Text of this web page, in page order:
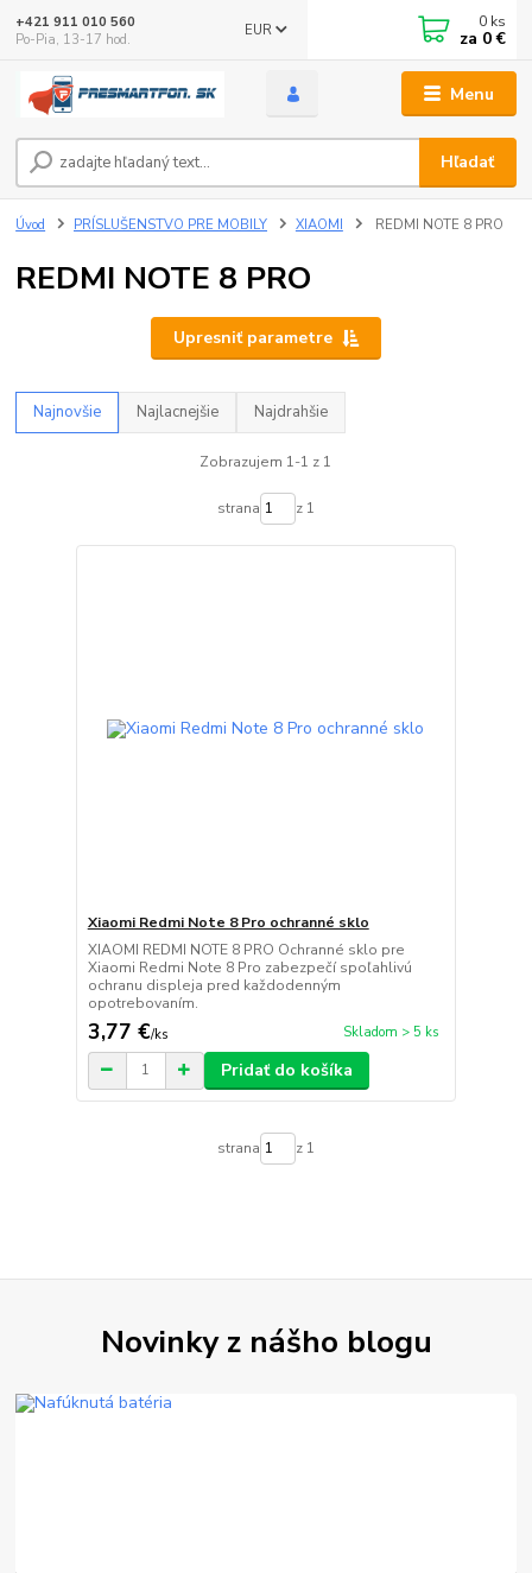
Menu
EUR
Hľadať
+421 911 010 560
Po-Pia, 13-17 hod.
0 ks
za 0 €
Úvod PRÍSLUŠENSTVO PRE MOBILY XIAOMI REDMI NOTE 8 PRO
REDMI NOTE 8 PRO
Upresniť parametre
Najnovšie Najlacnejšie Najdrahšie
Zobrazujem 1-1 z 1
strana z 1
Xiaomi Redmi Note 8 Pro ochranné sklo
XIAOMI REDMI NOTE 8 PRO Ochranné sklo pre
Xiaomi Redmi Note 8 Pro zabezpečí spoľahlivú
ochranu displeja pred každodenným
opotrebovaním.
3,77 €/ks Skladom > 5 ks
Pridať do košíka
strana z 1
Novinky z nášho blogu